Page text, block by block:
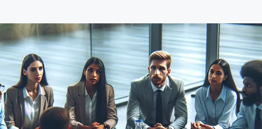
para
conteúdo